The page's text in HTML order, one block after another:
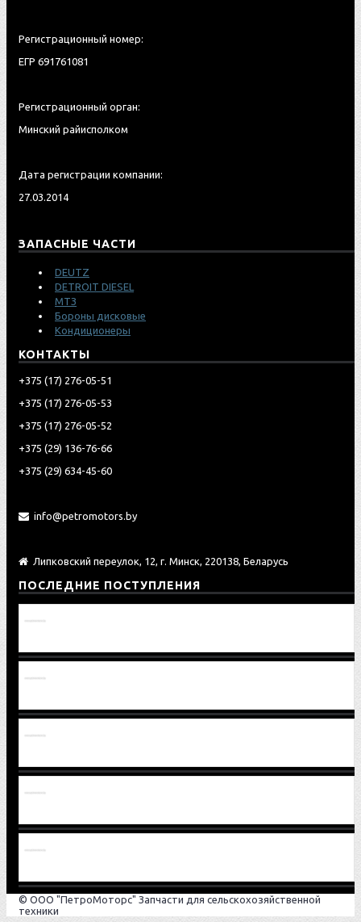
Регистрационный номер:
ЕГР 691761081
Регистрационный орган:
Минский райисполком
Дата регистрации компании:
27.03.2014
ЗАПАСНЫЕ ЧАСТИ
DEUTZ
DETROIT DIESEL
МТЗ
Бороны дисковые
Кондиционеры
КОНТАКТЫ
‎+375 (17) 276-05-51
‎+375 (17) 276-05-53
‎+375 (17) 276-05-52
‎‎+375 (29) 136-76-66
‎‎+375 (29) 634-45-60
info@petromotors.by
Липковский переулок, 12, г. Минск, 220138, Беларусь
ПОСЛЕДНИЕ ПОСТУПЛЕНИЯ
© ООО "ПетроМоторс" Запчасти для сельскохозяйственной
техники